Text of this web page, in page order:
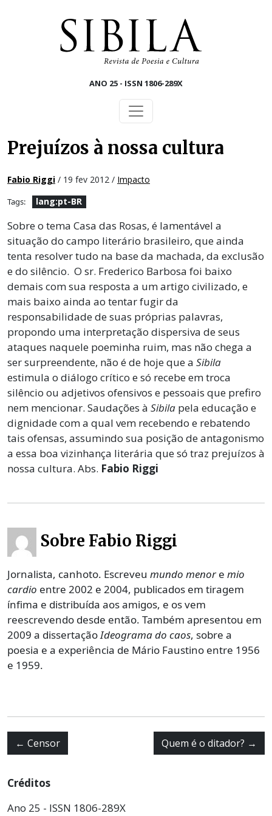
ANO 25 - ISSN 1806-289X
Prejuízos à nossa cultura
Fabio Riggi / 19 fev 2012 / Impacto
Tags: lang:pt-BR
Sobre o tema Casa das Rosas, é lamentável a
situação do campo literário brasileiro, que ainda
tenta resolver tudo na base da machada, da exclusão
e do silêncio. O sr. Frederico Barbosa foi baixo
demais com sua resposta a um artigo civilizado, e
mais baixo ainda ao tentar fugir da
responsabilidade de suas próprias palavras,
propondo uma interpretação dispersiva de seus
ataques naquele poeminha ruim, mas não chega a
ser surpreendente, não é de hoje que a Sibila
estimula o diálogo crítico e só recebe em troca
silêncio ou adjetivos ofensivos e pessoais que prefiro
nem mencionar. Saudações à Sibila pela educação e
dignidade com a qual vem recebendo e rebatendo
tais ofensas, assumindo sua posição de antagonismo
a essa boa vizinhança literária que só traz prejuízos à
nossa cultura. Abs. Fabio Riggi
Sobre Fabio Riggi
Jornalista, canhoto. Escreveu mundo menore mio
cardio entre 2002 e 2004, publicados em tiragem
ínfima e distribuída aos amigos, e os vem
reescrevendo desde então. Também apresentou em
2009 a dissertaçãoIdeograma do caos, sobre a
poesia e a experiência de Mário Faustino entre 1956
e 1959.
← Censor Quem é o ditador? →
Créditos
Ano 25 - ISSN 1806-289X